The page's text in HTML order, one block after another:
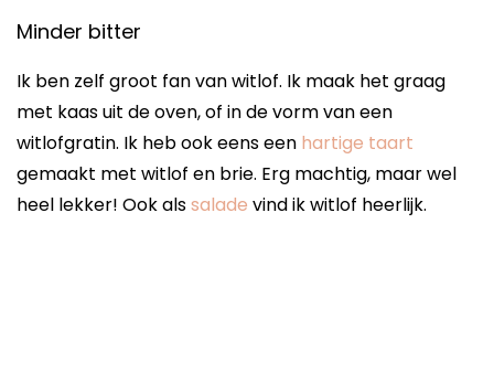
Minder bitter
Ik ben zelf groot fan van witlof. Ik maak het graag
met kaas uit de oven, of in de vorm van een
witlofgratin. Ik heb ook eens een hartige taart
gemaakt met witlof en brie. Erg machtig, maar wel
heel lekker! Ook alssalade vind ik witlof heerlijk.